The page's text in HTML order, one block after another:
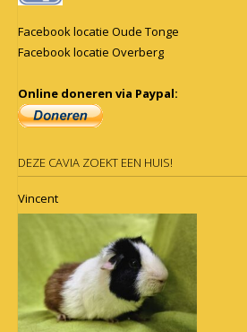
Facebook locatie Oude Tonge
Facebook locatie Overberg
Online doneren via Paypal:
DEZE CAVIA ZOEKT EEN HUIS!
Vincent